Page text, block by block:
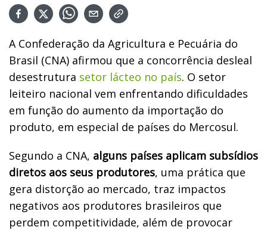
A Confederação da Agricultura e Pecuária do
Brasil (CNA) afirmou que a concorrência desleal
desestrutura setor lácteo no país. O setor
leiteiro nacional vem enfrentando dificuldades
em função do aumento da importação do
produto, em especial de países do Mercosul.
Segundo a CNA, alguns países aplicam subsídios
diretos aos seus produtores, uma prática que
gera distorção ao mercado, traz impactos
negativos aos produtores brasileiros que
perdem competitividade, além de provocar